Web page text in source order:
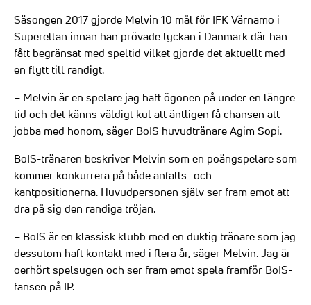
Säsongen 2017 gjorde Melvin 10 mål för IFK Värnamo i
Superettan innan han prövade lyckan i Danmark där han
fått begränsat med speltid vilket gjorde det aktuellt med
en flytt till randigt.
– Melvin är en spelare jag haft ögonen på under en längre
tid och det känns väldigt kul att äntligen få chansen att
jobba med honom, säger BoIS huvudtränare Agim Sopi.
BoIS-tränaren beskriver Melvin som en poängspelare som
kommer konkurrera på både anfalls- och
kantpositionerna. Huvudpersonen själv ser fram emot att
dra på sig den randiga tröjan.
– BoIS är en klassisk klubb med en duktig tränare som jag
dessutom haft kontakt med i flera år, säger Melvin. Jag är
oerhört spelsugen och ser fram emot spela framför BoIS-
fansen på IP.